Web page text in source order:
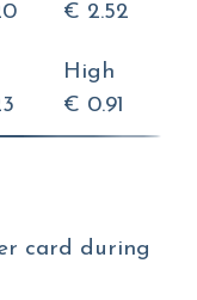
€ 2.52
High
€ 0.91
card during